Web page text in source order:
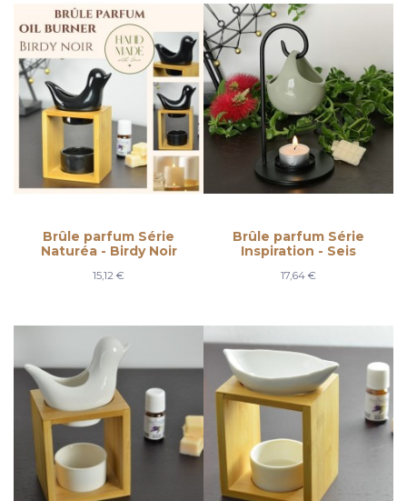
Brûle parfum Série
Naturéa - Birdy Noir
15,12 €
Brûle parfum Série
Inspiration - Seis
17,64 €